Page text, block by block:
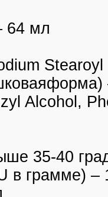
64 мл
Alcohol,
35-40
в грамме) –